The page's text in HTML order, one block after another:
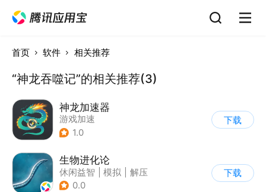
首页 软件 相关推荐
“神龙吞噬记”的相关推荐(3)
神龙加速器
游戏加速
1.0
下载
生物进化论
休闲益智 模拟
解压
| 清新
0.0
下载